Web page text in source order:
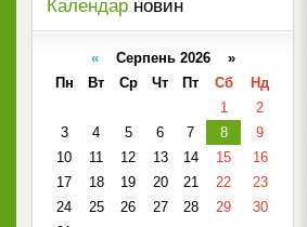
Календар новин
«Серпень 2026 »
Пн
Вт Ср Чт Пт Сб
Нд
1
2
3
4 5 6 7 8
9
10
11 12 13 14 15
16
17
18 19 20 21 22
23
24
25 26 27 28 29
30